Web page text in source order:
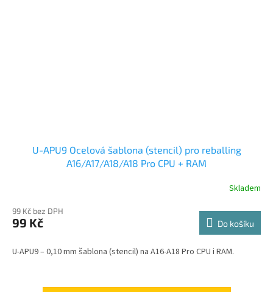
U-APU9 Ocelová šablona (stencil) pro reballing
A16/A17/A18/A18 Pro CPU + RAM
Skladem
99 Kč bez DPH
99 Kč Do košíku
U-APU9 – 0,10 mm šablona (stencil) na A16-A18 Pro CPU i RAM.